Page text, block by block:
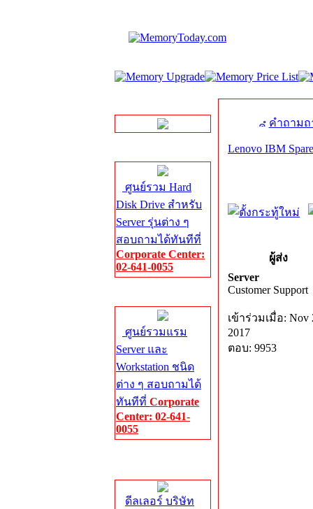
ศูนย์รวม Hard
Disk Drive สำหรับ
Server รุ่นต่าง ๆ
สอบถามได้ทันทีที่
Corporate Center:
02-641-0055
ศูนย์รวมแรม
Server และ
Workstation ชนิด
ต่าง ๆ สอบถามได้
ทันทีที่ Corporate
Center: 02-641-
0055
ดีลเลอร์ บริษัท
คำถาม
Lenovo IBM
ผู้ส่ง
Server
Customer Support
เข้าร่วมเมื่อ: Nov
2017
ตอบ: 9953